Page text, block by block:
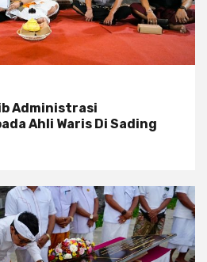
Administrasi
Ahli Waris Di Sading